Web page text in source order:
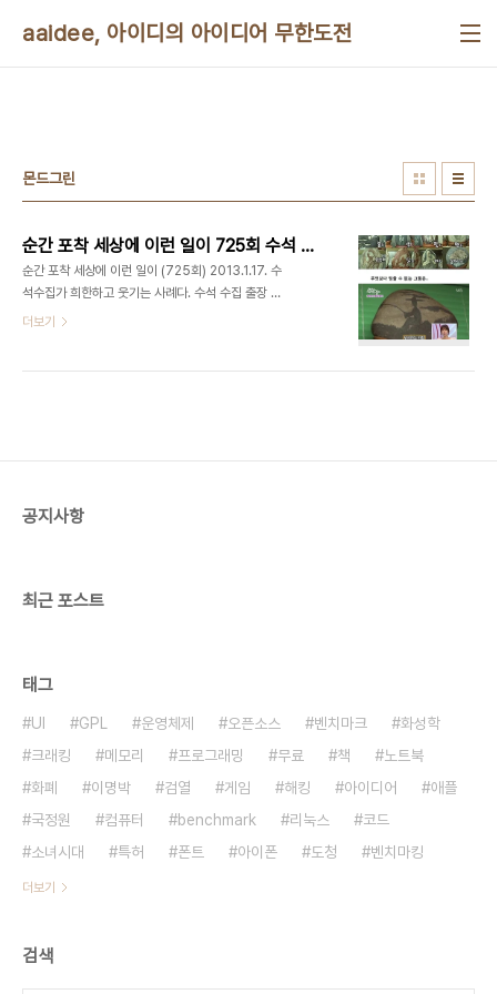
aaidee, 아이디의 아이디어 무한도전
몬드그린
순간 포착 세상에 이런 일이 725회 수석 수집가
순간 포착 세상에 이런 일이 (725회) 2013.1.17. 수
석수집가 희한하고 웃기는 사례다. 수석 수집 출장 횟
수 대비 수집 비율이 궁금하다. 예전에 외계 행성에서
동물들이 그린 그림이나 음악 등이 작품이 되는 경우
더보기
공지사항
최근 포스트
태그
UI GPL 운영체제 오픈소스 벤치마크
화성학
크래킹
메모리 프로그래밍 무료 책
노트북
화폐
이명박 검열 게임 해킹 아이디어
애플
국정원
컴퓨터 benchmark 리눅스
코드
소녀시대
특허 폰트 아이폰 도청 벤치마킹
더보기
검색